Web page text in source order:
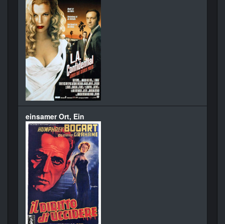
einsamer Ort, Ein